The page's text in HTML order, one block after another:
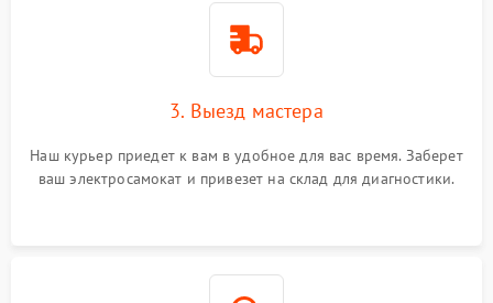
3. Выезд мастера
Наш курьер приедет к вам в удобное для вас время. Заберет
ваш электросамокат и привезет на склад для диагностики.